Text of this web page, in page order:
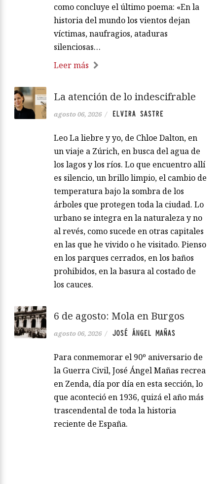
como concluye el último poema: «En la
historia del mundo los vientos dejan
víctimas, naufragios, ataduras
silenciosas…
Leer más
La atención de lo indescifrable
agosto 06, 2026 / ELVIRA SASTRE
Leo La liebre y yo, de Chloe Dalton, en
un viaje a Zúrich, en busca del agua de
los lagos y los ríos. Lo que encuentro allí
es silencio, un brillo limpio, el cambio de
temperatura bajo la sombra de los
árboles que protegen toda la ciudad. Lo
urbano se integra en la naturaleza y no
al revés, como sucede en otras capitales
en las que he vivido o he visitado. Pienso
en los parques cerrados, en los baños
prohibidos, en la basura al costado de
los cauces.
6 de agosto: Mola en Burgos
agosto 06, 2026 / JOSÉ ÁNGEL MAÑAS
Para conmemorar el 90º aniversario de
la Guerra Civil, José Ángel Mañas recrea
en Zenda, día por día en esta sección, lo
que aconteció en 1936, quizá el año más
trascendental de toda la historia
reciente de España.